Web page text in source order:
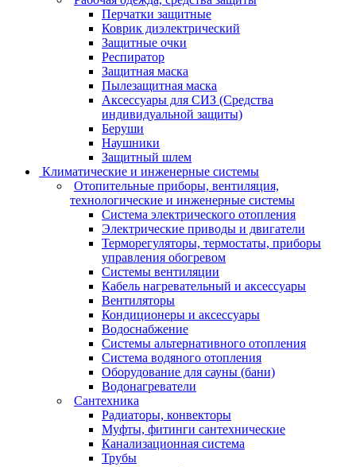
Перчатки защитные
Коврик диэлектрический
Защитные очки
Респиратор
Защитная маска
Пылезащитная маска
Аксессуары для СИЗ (Средства
индивидуальной защиты)
Беруши
Наушники
Защитный шлем
Климатические и инженерные системы
Отопительные приборы, вентиляция,
технологические и инженерные системы
Система электрического отопления
Электрические приводы и двигатели
Терморегуляторы, термостаты, приборы
управления обогревом
Системы вентиляции
Кабель нагревательный и аксессуары
Вентиляторы
Кондиционеры и аксессуары
Водоснабжение
Системы альтернативного отопления
Система водяного отопления
Оборудование для сауны (бани)
Водонагреватели
Сантехника
Радиаторы, конвекторы
Муфты, фитинги сантехнические
Канализационная система
Трубы